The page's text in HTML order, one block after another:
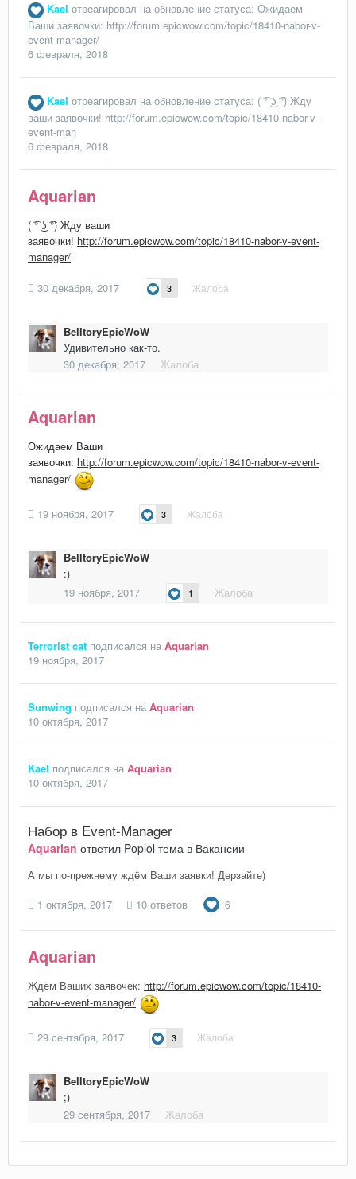
Kael отреагировал на обновление статуса: Ожидаем
Ваши заявочки: http://forum.epicwow.com/topic/18410-nabor-v-
event-manager/
6 февраля, 2018
Kael отреагировал на обновление статуса: ( ͡° ͜ʖ ͡°) Жду
ваши заявочки! http://forum.epicwow.com/topic/18410-nabor-v-
event-man
6 февраля, 2018
Aquarian
( ͡° ͜ʖ ͡°) Жду ваши
заявочки! http://forum.epicwow.com/topic/18410-nabor-v-event-
manager/
30 декабря, 2017 3 Жалоба
BelltoryEpicWoW
Удивительно как-то.
30 декабря, 2017
Жалоба
Aquarian
Ожидаем Ваши
заявочки: http://forum.epicwow.com/topic/18410-nabor-v-event-
manager/
19 ноября, 2017 3 Жалоба
BelltoryEpicWoW
:)
19 ноября, 2017
1 Жалоба
Terrorist cat подписался на Aquarian
19 ноября, 2017
Sunwing подписался на Aquarian
10 октября, 2017
Kael подписался на Aquarian
10 октября, 2017
Набор в Event-Manager
Aquarian ответил Poplol тема в Вакансии
А мы по-прежнему ждём Ваши заявки! Дерзайте)
1 октября, 2017
10 ответов 6
Aquarian
Ждём Ваших заявочек: http://forum.epicwow.com/topic/18410-
nabor-v-event-manager/
29 сентября, 2017 3 Жалоба
BelltoryEpicWoW
;)
29 сентября, 2017
Жалоба